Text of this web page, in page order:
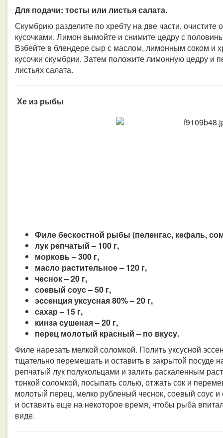
Для подачи: тосты или листья салата.
Скумбрию разделите по хребту на две части, очистите
кусочками. Лимон вымойте и снимите цедру с
Взбейте в блендере сыр с маслом, лимонным соком и
кусочки скумбрии. Затем положите лимонную цедру и
листьях салата.
Хе из рыбы
Филе бескостной рыбы (пеленгас, кефаль,
лук репчатый – 100 г,
морковь – 300 г,
масло растительное – 120 г,
чеснок – 20 г,
соевый соус – 50 г,
эссенция уксусная 80% – 20 г,
сахар – 15 г,
кинза сушеная – 20 г,
перец молотый красный – по вкусу.
Филе нарезать мелкой соломкой. Полить уксусной
тщательно перемешать и оставить в закрытой
репчатый лук полукольцами и залить раскаленным
тонкой соломкой, посыпать солью, отжать сок и
молотый перец, мелко рубленый чеснок, соевый соус
и оставить еще на некоторое время, чтобы рыба
виде.